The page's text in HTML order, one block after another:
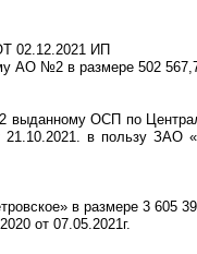
02.12.2021 ИП
АО №2 в размере 502
выданному ОСП по
21.10.2021. в пользу
в размере 3 605
от 07.05.2021г.